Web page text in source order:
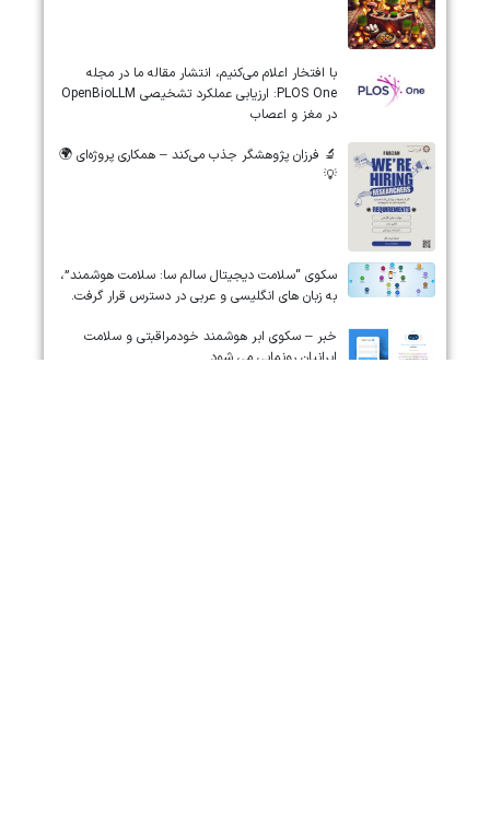
‏‏‏با افتخار اعلام می‌کنیم، انتشار مقاله ما در مجله
‎PLOS One‎: ارزیابی عملکرد تشخیصی ‎OpenBioLLM‎
در مغز و اعصاب
🔬 فرزان پژوهشگر جذب می‌کند – همکاری پروژه‌ای 🌍
💡
سکوی “سلامت دیجیتال سالم سا: سلامت هوشمند”،
به زبان های انگلیسی و عربی در دسترس قرار گرفت.
خبر – سکوی ابر هوشمند خودمراقبتی و سلامت
ایرانیان رونمایی می شود.